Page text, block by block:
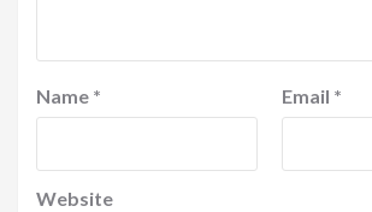
Name * Email *
Website